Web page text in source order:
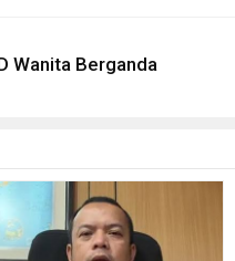
Wanita Berganda